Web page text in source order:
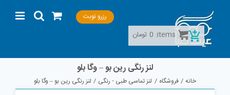
content
رزرو نوبت
لنز رنگی رین بو – وگا بلو
خانه فروشگاه لنز تماسی طبی - رنگی لنز رنگی رین بو – وگا بلو
items:
0 تومان